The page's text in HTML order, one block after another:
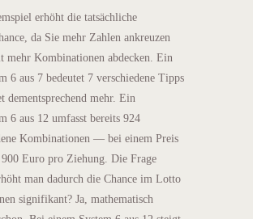
erhöht die tatsächliche
da Sie mehr Zahlen ankreuzen
mehr Kombinationen abdecken. Ein
6 aus 7 bedeutet 7 verschiedene Tipps
dementsprechend mehr. Ein
6 aus 12 umfasst bereits 924
Kombinationen — bei einem Preis
Euro pro Ziehung. Die Frage
man dadurch die Chance im Lotto
signifikant? Ja, mathematisch